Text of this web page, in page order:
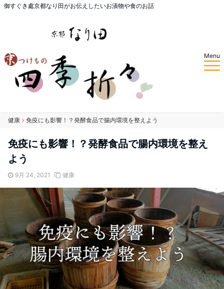
御すぐき處京都なり田がお伝えしたいお漬物や食のお話
Menu
健康 免疫にも影響！？発酵食品で腸内環境を整えよう
免疫にも影響！？発酵食品で腸内環境を整え
よう
9月 24, 2021 健康